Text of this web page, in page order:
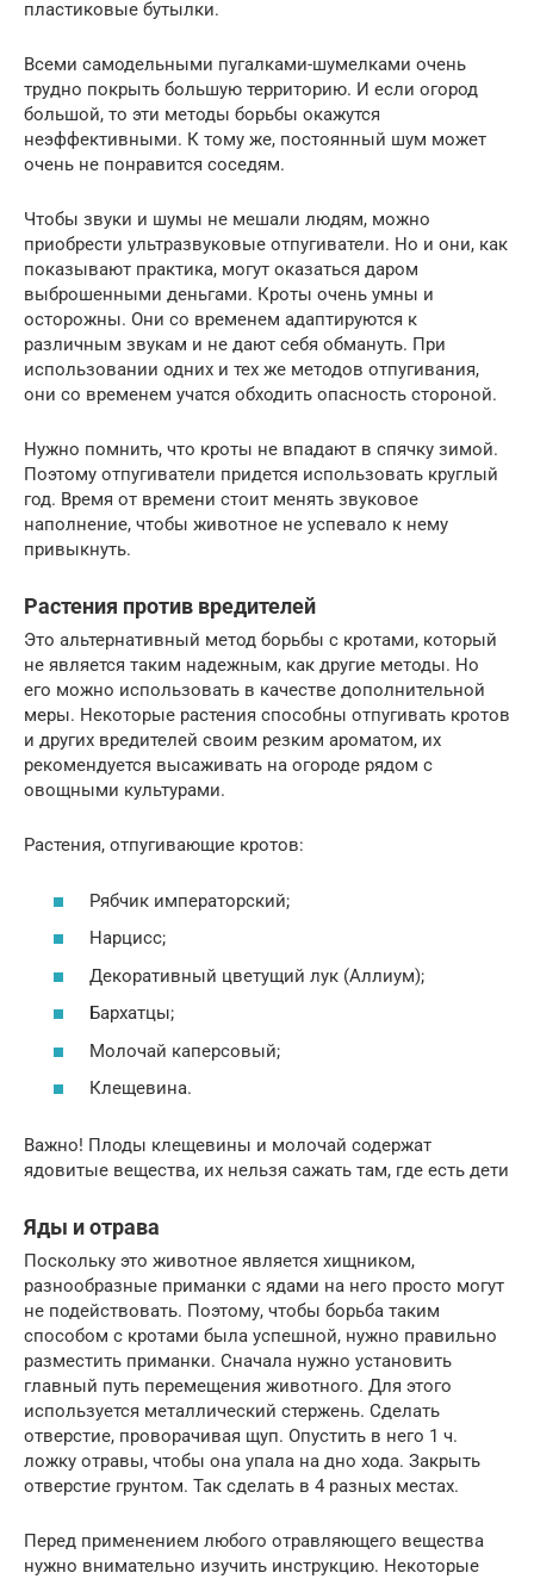
пластиковые бутылки.
Всеми самодельными пугалками-шумелками очень
трудно покрыть большую территорию. И если огород
большой, то эти методы борьбы окажутся
неэффективными. К тому же, постоянный шум может
очень не понравится соседям.
Чтобы звуки и шумы не мешали людям, можно
приобрести ультразвуковые отпугиватели. Но и они, как
показывают практика, могут оказаться даром
выброшенными деньгами. Кроты очень умны и
осторожны. Они со временем адаптируются к
различным звукам и не дают себя обмануть. При
использовании одних и тех же методов отпугивания,
они со временем учатся обходить опасность стороной.
Нужно помнить, что кроты не впадают в спячку зимой.
Поэтому отпугиватели придется использовать круглый
год. Время от времени стоит менять звуковое
наполнение, чтобы животное не успевало к нему
привыкнуть.
Растения против вредителей
Это альтернативный метод борьбы с кротами, который
не является таким надежным, как другие методы. Но
его можно использовать в качестве дополнительной
меры. Некоторые растения способны отпугивать кротов
и других вредителей своим резким ароматом, их
рекомендуется высаживать на огороде рядом с
овощными культурами.
Растения, отпугивающие кротов:
Рябчик императорский;
Нарцисс;
Декоративный цветущий лук (Аллиум);
Бархатцы;
Молочай каперсовый;
Клещевина.
Важно! Плоды клещевины и молочай содержат
ядовитые вещества, их нельзя сажать там, где есть дети
Яды и отрава
Поскольку это животное является хищником,
разнообразные приманки с ядами на него просто могут
не подействовать. Поэтому, чтобы борьба таким
способом с кротами была успешной, нужно правильно
разместить приманки. Сначала нужно установить
главный путь перемещения животного. Для этого
используется металлический стержень. Сделать
отверстие, проворачивая щуп. Опустить в него 1 ч.
ложку отравы, чтобы она упала на дно хода. Закрыть
отверстие грунтом. Так сделать в 4 разных местах.
Перед применением любого отравляющего вещества
нужно внимательно изучить инструкцию. Некоторые